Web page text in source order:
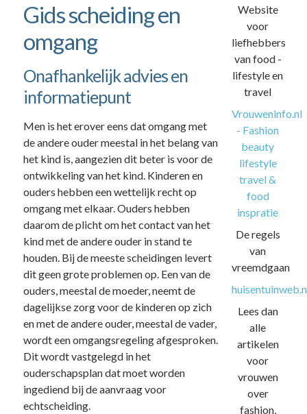
Website
voor
liefhebbers
van food -
lifestyle en
travel
Vrouweninfo.nl
- Fashion
beauty
lifestyle
travel &
food
inspratie
De regels
van
vreemdgaan
Lees dan
alle
artikelen
voor
vrouwen
over
fashion,
Gids scheiding en
omgang
Onafhankelijk advies en
informatiepunt
Men is het erover eens dat omgang met
de andere ouder meestal in het belang van
het kind is, aangezien dit beter is voor de
ontwikkeling van het kind. Kinderen en
ouders hebben een wettelijk recht op
omgang met elkaar. Ouders hebben
daarom de plicht om het contact van het
kind met de andere ouder in stand te
houden. Bij de meeste scheidingen levert
dit geen grote problemen op. Een van de
ouders, meestal de moeder, neemt de
dagelijkse zorg voor de kinderen op zich
en met de andere ouder, meestal de vader,
wordt een omgangsregeling afgesproken.
Dit wordt vastgelegd in het
ouderschapsplan dat moet worden
ingediend bij de aanvraag voor
echtscheiding.